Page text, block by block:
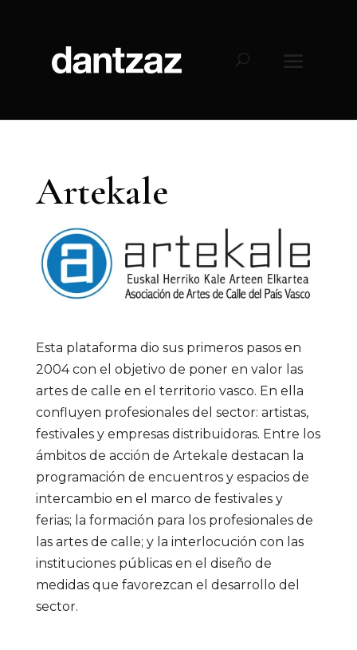
Artekale
Esta plataforma dio sus primeros pasos en
2004 con el objetivo de poner en valor las
artes de calle en el territorio vasco. En ella
confluyen profesionales del sector: artistas,
festivales y empresas distribuidoras. Entre los
ámbitos de acción de Artekale destacan la
programación de encuentros y espacios de
intercambio en el marco de festivales y
ferias; la formación para los profesionales de
las artes de calle; y la interlocución con las
instituciones públicas en el diseño de
medidas que favorezcan el desarrollo del
sector.